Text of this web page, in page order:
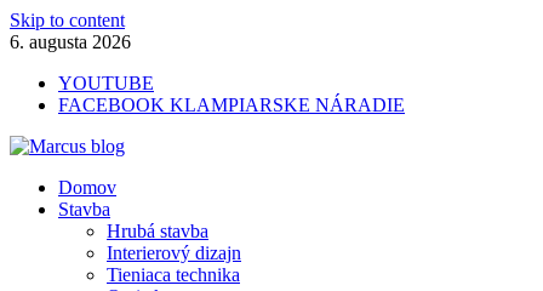
Skip to content
6. augusta 2026
YOUTUBE
FACEBOOK KLAMPIARSKE NÁRADIE
Marcus blog
Stavebné profily, náradie, izolácie
Domov
Stavba
Hrubá stavba
Interierový dizajn
Tieniaca technika